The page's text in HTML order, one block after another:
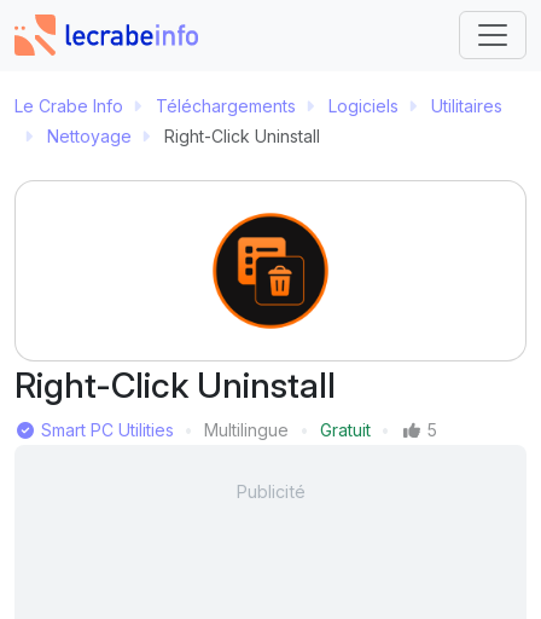
Le Crabe Info Téléchargements Logiciels
Utilitaires
Nettoyage
Right-Click Uninstall
Right-Click Uninstall
Éditeur
Smart PC Utilities
Multilingue
Gratuit
5